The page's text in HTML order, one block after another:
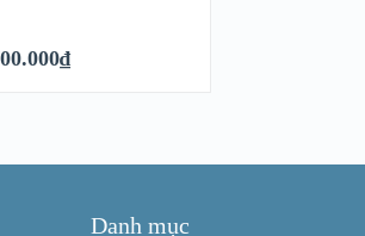
₫
Danh mục